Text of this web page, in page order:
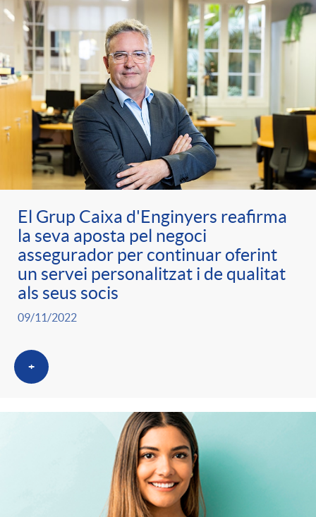
El Grup Caixa d'Enginyers reafirma
la seva aposta pel negoci
assegurador per continuar oferint
un servei personalitzat i de qualitat
als seus socis
09/11/2022
+